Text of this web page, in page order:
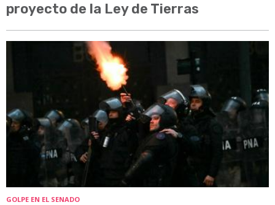
proyecto de la Ley de Tierras
GOLPE EN EL SENADO